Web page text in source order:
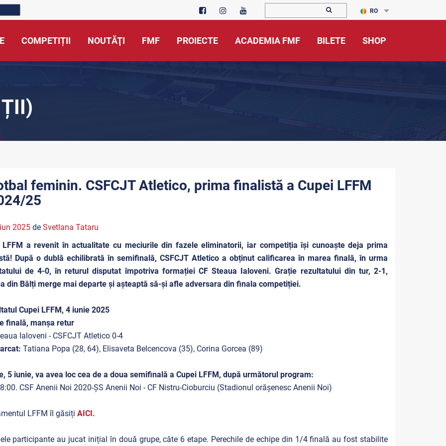
RO
COMPETIȚII NOUTĂŢI FMF PROIECTE ACADEMIA FMF BILETE SHOP
feminin. CSFCJT Atletico, prima finalistă a Cupei LFFM
25
2025de Svetlana Tataru
LFFM a revenit în actualitate cu meciurile din fazele eliminatorii, iar competiția își cunoaște deja prima
După o dublă echilibrată în semifinală, CSFCJT Atletico a obținut calificarea în marea finală, în urma
de 4-0, în returul disputat împotriva formației CF Steaua Ialoveni. Grație rezultatului din tur, 2-1,
din Bălți merge mai departe și așteaptă să-și afle adversara din finala competiției.
Cupei LFFM, 4 iunie 2025
finală, manșa retur
Ialoveni - CSFCJT Atletico 0-4
Tatiana Popa (28, 64), Elisaveta Belcencova (35), Corina Gorcea (89)
5 iunie, va avea loc cea de a doua semifinală a Cupei LFFM, după următorul program:
CSF Anenii Noi 2020-ȘS Anenii Noi - CF Nistru-Cioburciu (Stadionul orășenesc Anenii Noi)
LFFM îl găsiți AICI.
participante au jucat inițial în două grupe, câte 6 etape. Perechile de echipe din 1/4 finală au fost stabilite